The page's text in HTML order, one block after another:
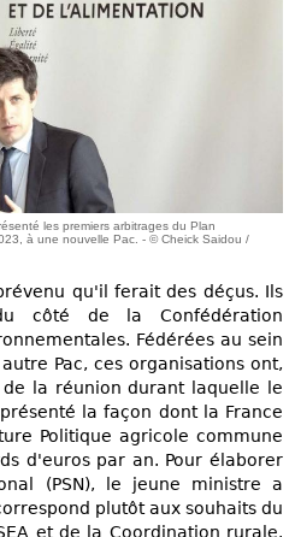
les premiers arbitrages du Plan
à une nouvelle Pac. - © Cheick Saidou /
qu'il ferait des déçus. Ils
côté de la Confédération
Fédérées au sein
Pac, ces organisations ont,
la réunion durant laquelle le
la façon dont la France
Politique agricole commune
d'euros par an. Pour élaborer
(PSN), le jeune ministre a
plutôt aux souhaits du
et de la Coordination rurale.